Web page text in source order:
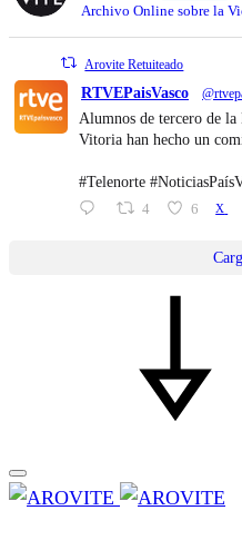
Archivo Online sobre la
Arovite Retuiteado
RTVEPaisVasco
Alumnos de tercero de
Vitoria han hecho un
#Telenorte
4 6 X